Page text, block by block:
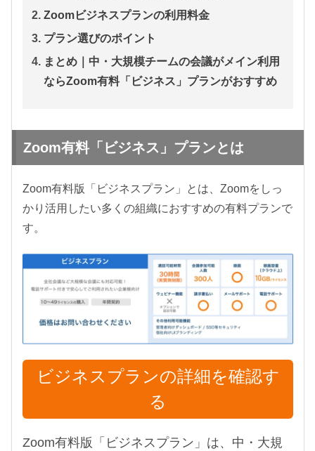
Zoomビジネスプランの利用料金
プラン選びのポイント
まとめ｜中・大規模チームの会議がメイン利用
ならZoom有料「ビジネス」プランがおすすめ
Zoom有料「ビジネス」プランとは
Zoom有料版「ビジネスプラン」とは、Zoomをしっ
かり活用したい多くの組織におすすめの有料プランで
す。
ビジネスプランの詳細を確認す
る
Zoom有料版「ビジネスプラン」は、中・大規